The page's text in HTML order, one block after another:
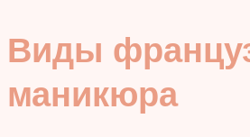
Виды
маникюра